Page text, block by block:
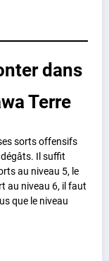
dans
Terre
sorts offensifs
Il suffit
au niveau 5, le
au niveau 6, il faut
que le niveau